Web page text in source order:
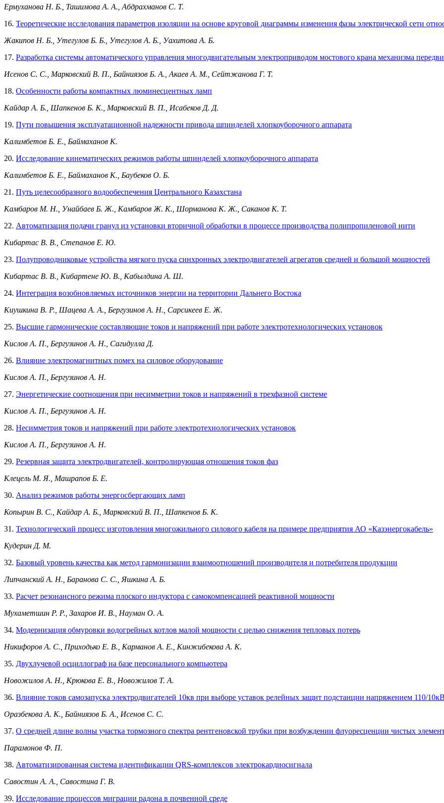
Ермуханова Н. Б., Ташимова А. А., Абдрахманов С. Т.
16. Теоретические исследования параметров изоляции на основе круговой диаграммы изменения фазы электрической сети
Жакипов Н. Б., Утегулов Б. Б., Утегулов А. Б., Уахитова А. Б.
17. Разработка системы автоматического управления многодвигательным электроприводом мостового крана механизма
Исенов С. С., Марковский В. П., Байниязов Б. А., Акаев А. М., Сейтжанова Г. Т.
18. Особенности работы компактных люминесцентных ламп
Кайдар А. Б., Шапкенов Б. К., Марковский В. П., Исабеков Д. Д.
19. Пути повышения эксплуатационной надежности привода шпинделей хлопкоуборочного аппарата
Калимбетов Б. Е., Баймаханов К.
20. Исследование кинематических режимов работы шпинделей хлопкоуборочного аппарата
Калимбетов Б. Е., Баймаханов К., Баубеков О. Б.
21. Путь целесообразного водообеспечения Центрального Казахстана
Камбаров М. Н., Унайбаев Б. Ж., Камбаров Ж. К., Шорманова К. Ж., Саканов К. Т.
22. Автоматизация подачи гранул из установки вторичной обработки в процессе производства полипропиленовой нити
Кибартас В. В., Степанов Е. Ю.
23. Полупроводниковые устройства мягкого пуска синхронных электродвигателей агрегатов средней и большой мощностей
Кибартас В. В., Кибартене Ю. В., Кабылдина А. Ш.
24. Интеграция возобновляемых источников энергии на территории Дальнего Востока
Киушкина В. Р., Шацева А. А., Бергузинов А. Н., Сарсикеев Е. Ж.
25. Высшие гармонические составляющие токов и напряжений при работе электротехнологических установок
Кислов А. П., Бергузинов А. Н., Сагидулла Д.
26. Влияние электромагнитных помех на силовое оборудование
Кислов А. П., Бергузинов А. Н.
27. Энергетические соотношения при несимметрии токов и напряжений в трехфазной системе
Кислов А. П., Бергузинов А. Н.
28. Несимметрия токов и напряжений при работе электротехнологических установок
Кислов А. П., Бергузинов А. Н.
29. Резервная защита электродвигателей, контролирующая отношения токов фаз
Клецель М. Я., Машрапов Б. Е.
30. Анализ режимов работы энергосбергающих ламп
Копырин В. С., Кайдар А. Б., Марковский В. П., Шапкенов Б. К.
31. Технологический процесс изготовления многожильного силового кабеля на примере предприятия АО «Казэнергокабель»
Кудерин Д. М.
32. Базовый уровень качества как метод гармонизации взаимоотношений производителя и потребителя продукции
Липчанский А. Н., Баранова С. С., Яшкина А. Б.
33. Расчет резонансного режима плоского индуктора с самокомпенсацией реактивной мощности
Мухаметшин Р. Р., Захаров И. В., Науман О. А.
34. Модернизация обмуровки водогрейных котлов малой мощности с целью снижения тепловых потерь
Никифоров А. С., Приходько Е. В., Карманов А. Е., Кинжибекова А. К.
35. Двухлучевой осциллограф на базе персонального компьютера
Новожилов А. Н., Крюкова Е. В., Новожилов Т. А.
36. Влияние токов самозапуска электродвигателей 10кв при выборе уставок релейных защит подстанции напряжением 110/
Оразбекова А. К., Байниязов Б. А., Исенов С. С.
37. О средней длине волны участка тормозного спектра рентгеновской трубки при возбуждении флуоресценции чистых
Парамонов Ф. П.
38. Автоматизированная система идентификации QRS-комплексов электрокардиосигнала
Савостин А. А., Савостина Г. В.
39. Исследование процессов миграции радона в почвенной среде